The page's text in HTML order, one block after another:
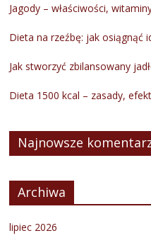
Jagody – właściwości,
Dieta na rzeźbę: jak osiągnąć
Jak stworzyć zbilansowany
Dieta 1500 kcal – zasady,
Najnowsze
Archiwa
lipiec 2026